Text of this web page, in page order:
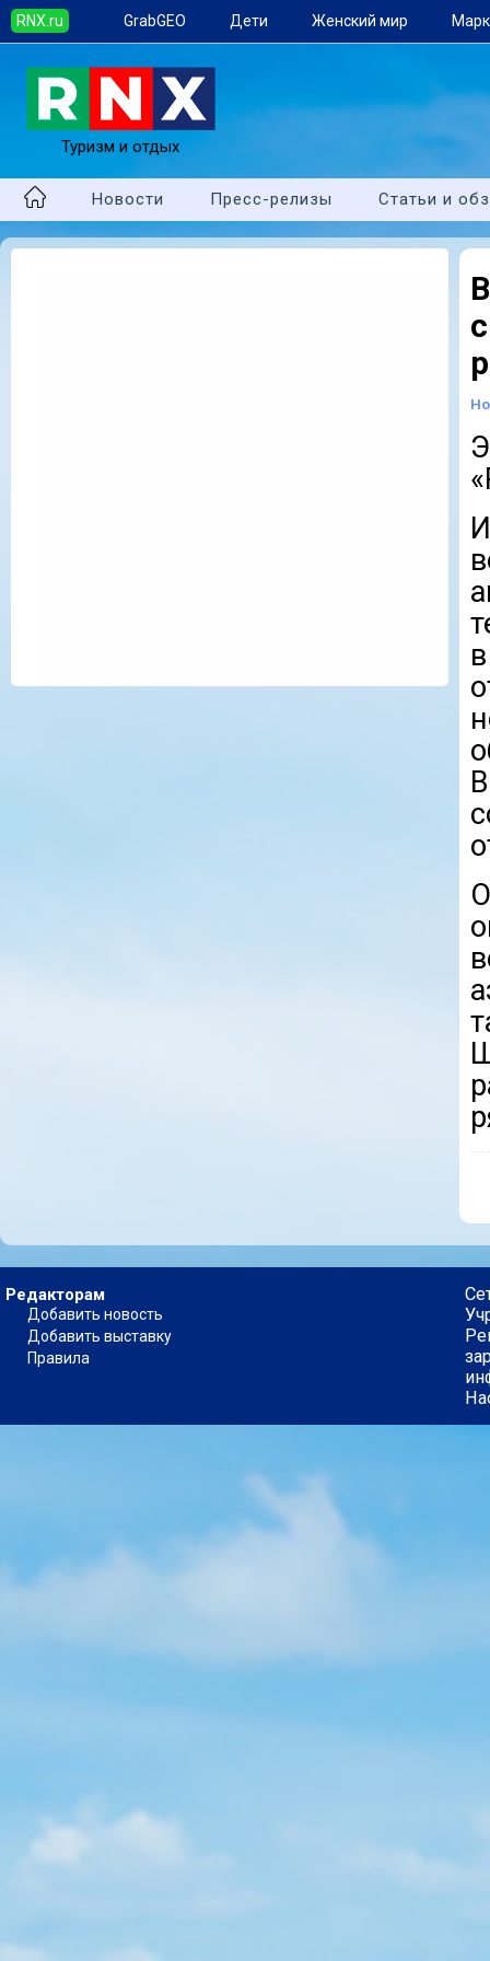
RNX.ru GrabGEO Дети Женский мир
Туризм и отдых
Новости Пресс-релизы Статьи и
Редакторам
Добавить новость
Добавить выставку
Правила